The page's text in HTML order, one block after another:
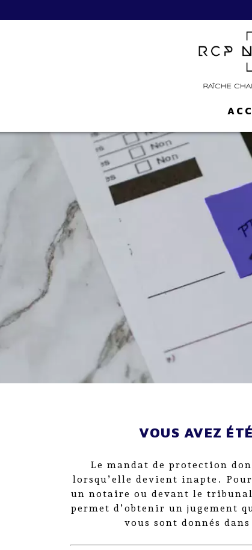
VOUS AVEZ
Le mandat de protection
lorsqu’elle devient inapte.
un notaire ou devant le
permet d’obtenir un jugement
vous sont donnés